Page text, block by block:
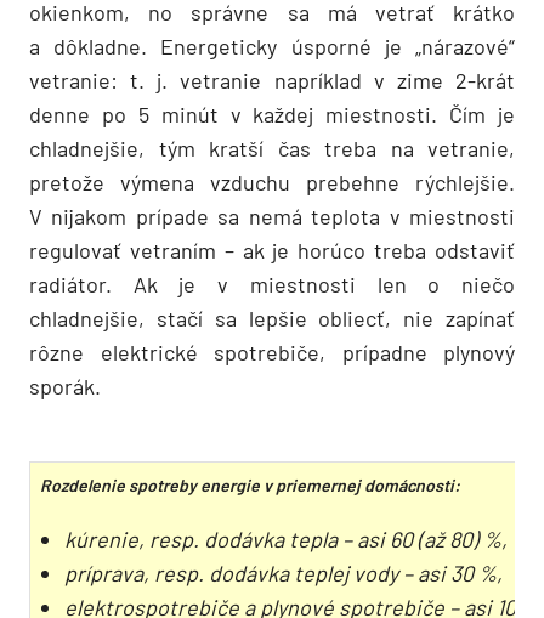
okienkom, no správne sa má vetrať krátko
a dôkladne. Energeticky úsporné je „nárazové“
vetranie: t. j. vetranie napríklad v zime 2-krát
denne po 5 minút v každej miestnosti. Čím je
chladnejšie, tým kratší čas treba na vetranie,
pretože výmena vzduchu prebehne rýchlejšie.
V nijakom prípade sa nemá teplota v miestnosti
regulovať vetraním – ak je horúco treba odstaviť
radiátor. Ak je v miestnosti len o niečo
chladnejšie, stačí sa lepšie obliecť, nie zapínať
rôzne elektrické spotrebiče, prípadne plynový
sporák.
Rozdelenie spotreby energie v priemernej domácnosti:
kúrenie, resp. dodávka tepla – asi 60 (až 80) %,
príprava, resp. dodávka teplej vody – asi 30 %,
elektrospotrebiče a plynové spotrebiče – asi 10 %.